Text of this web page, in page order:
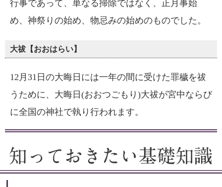
行事であって、単なる掃除ではなく、正月事始
め、神祭りの始め、物忌みの始めのものでした。
大祓【おおはらい】
12月31日の大晦日には一年の間に受けた罪穢を祓
うために、大晦日(おおつごもり)大祓が宮中ならび
に全国の神社で執り行われます。